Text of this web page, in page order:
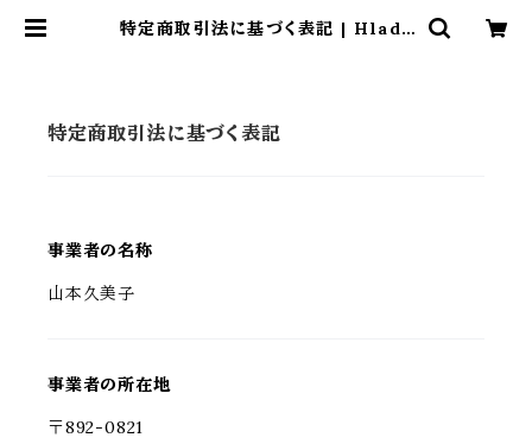
特定商取引法に基づく表記 | Hlade
特定商取引法に基づく表記
事業者の名称
山本久美子
事業者の所在地
〒892-0821